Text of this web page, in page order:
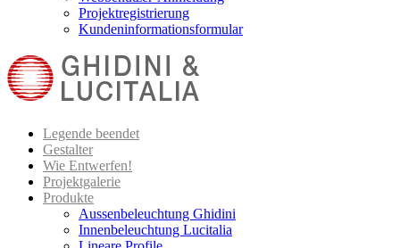
Projektregistrierung
Kundeninformationsformular
Legende beendet
Gestalter
Wie Entwerfen!
Projektgalerie
Produkte
Aussenbeleuchtung Ghidini
Innenbeleuchtung Lucitalia